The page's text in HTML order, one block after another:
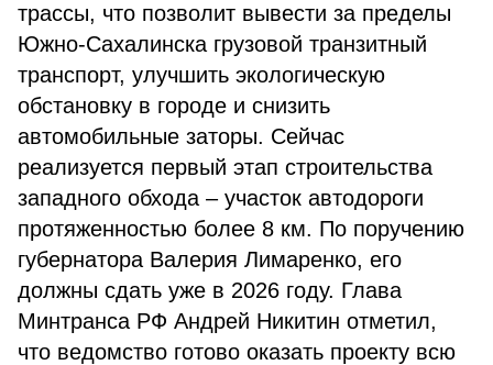
трассы, что позволит вывести за пределы
Южно-Сахалинска грузовой транзитный
транспорт, улучшить экологическую
обстановку в городе и снизить
автомобильные заторы. Сейчас
реализуется первый этап строительства
западного обхода – участок автодороги
протяженностью более 8 км. По поручению
губернатора Валерия Лимаренко, его
должны сдать уже в 2026 году. Глава
Минтранса РФ Андрей Никитин отметил,
что ведомство готово оказать проекту всю